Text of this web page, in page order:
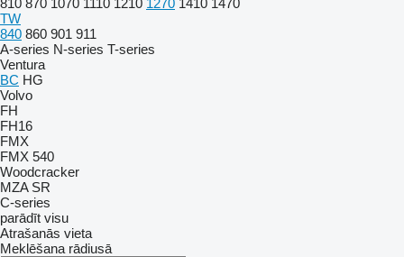
810 870 1070 1110 1210 1270 1410 1470
TW
840 860 901 911
A-series N-series T-series
Ventura
BC HG
Volvo
FH
FH16
FMX
FMX 540
Woodcracker
MZA SR
C-series
parādīt visu
Atrašanās vieta
Meklēšana rādiusā